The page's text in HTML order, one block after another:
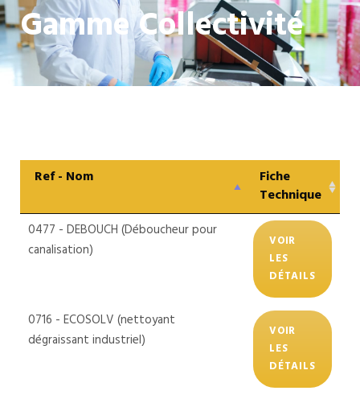
Gamme Collectivité
Ref - Nom
Fiche
Technique
0477 - DEBOUCH (Déboucheur pour
canalisation)
VOIR
LES
DÉTAILS
0716 - ECOSOLV (nettoyant
dégraissant industriel)
VOIR
LES
DÉTAILS